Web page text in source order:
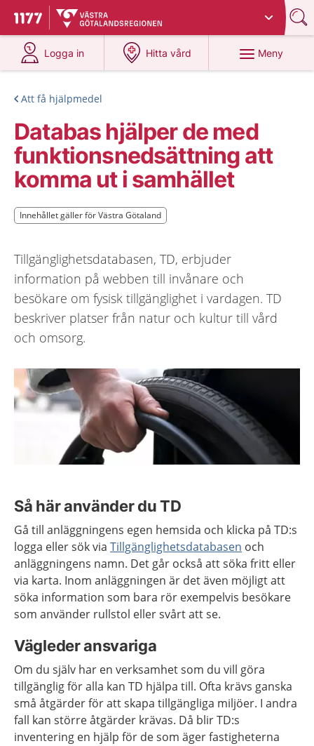
Till startsidan för 1177
Du har valt region
Logga in
på 1177.se
Hitta vård
på 1177.se
Meny
Att få hjälpmedel
Databas hjälper de med
funktionsnedsättning att
komma ut i samhället
Innehållet gäller för Västra Götaland
Innehållet gäller för Västra Götaland
Tillgänglighetsdatabasen, TD, erbjuder
information på webben till invånare och
besökare om fysisk tillgänglighet i vardagen. TD
beskriver platser från natur och kultur till vård
och omsorg.
Så här använder du TD
Gå till anläggningens egen hemsida och klicka på TD:s
logga eller sök via Tillgänglighetsdatabasen och
anläggningens namn. Det går också att söka fritt eller
via karta. Inom anläggningen är det även möjligt att
söka information som bara rör exempelvis besökare
som använder rullstol eller svårt att se.
Vägleder ansvariga
Om du själv har en verksamhet som du vill göra
tillgänglig för alla kan TD hjälpa till. Ofta krävs ganska
små åtgärder för att skapa tillgängliga miljöer. I andra
fall kan större åtgärder krävas. Då blir TD:s
inventering en hjälp för de som äger fastigheterna